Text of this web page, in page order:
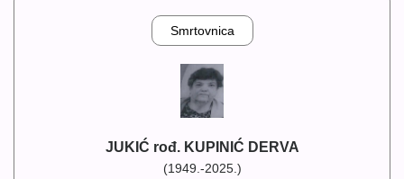
Smrtovnica
JUKIĆ rođ. KUPINIĆ DERVA
(1949.-2025.)